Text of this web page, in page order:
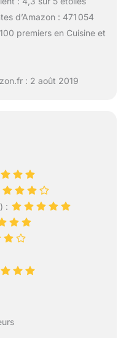
d’Amazon : 471 054
premiers en Cuisine et
: 2 août 2019
: